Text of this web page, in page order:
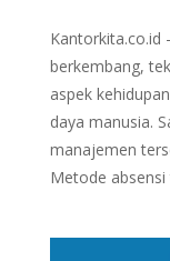
Kantorkita.co.id
berkembang,
aspek
daya manusia.
manajemen
Metode absensi